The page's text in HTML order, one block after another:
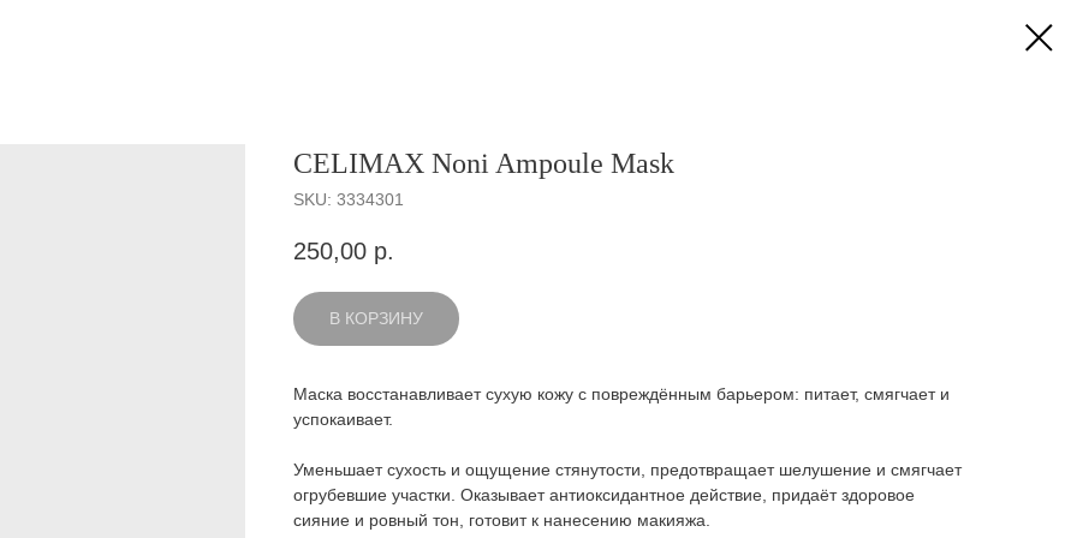
CELIMAX Noni Ampoule Mask
SKU: 3334301
250,00 р.
В КОРЗИНУ
Маска восстанавливает сухую кожу с повреждённым барьером: питает, смягчает и
успокаивает.
Уменьшает сухость и ощущение стянутости, предотвращает шелушение и смягчает
огрубевшие участки. Оказывает антиоксидантное действие, придаёт здоровое
сияние и ровный тон, готовит к нанесению макияжа.